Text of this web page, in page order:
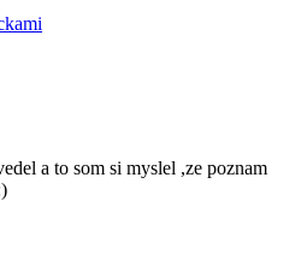
a to som si myslel ,ze poznam